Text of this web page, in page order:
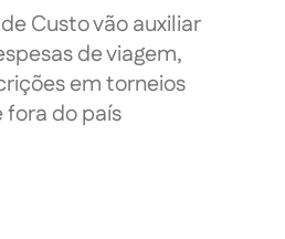
Custo vão auxiliar
de viagem,
em torneios
fora do país